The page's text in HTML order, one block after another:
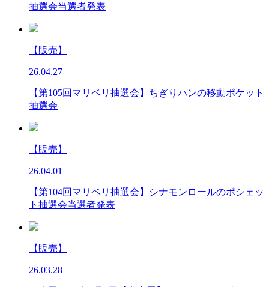
抽選会当選者発表
【販売】
26.04.27
【第105回マリベリ抽選会】ちぎりパンの移動ポケット
抽選会
【販売】
26.04.01
【第104回マリベリ抽選会】シナモンロールのポシェッ
ト抽選会当選者発表
【販売】
26.03.28